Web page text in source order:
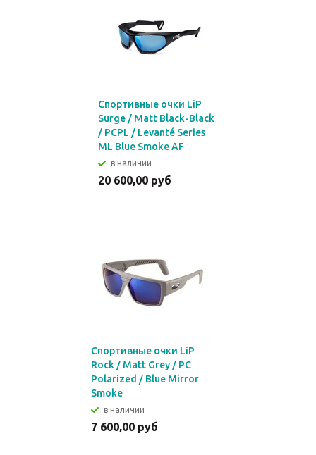
Спортивные очки LiP
Surge / Matt Black-Black
/ PCPL / Levanté Series
ML Blue Smoke AF
в наличии
20 600,00 руб
Спортивные очки LiP
Rock / Matt Grey / PC
Polarized / Blue Mirror
Smoke
в наличии
7 600,00 руб